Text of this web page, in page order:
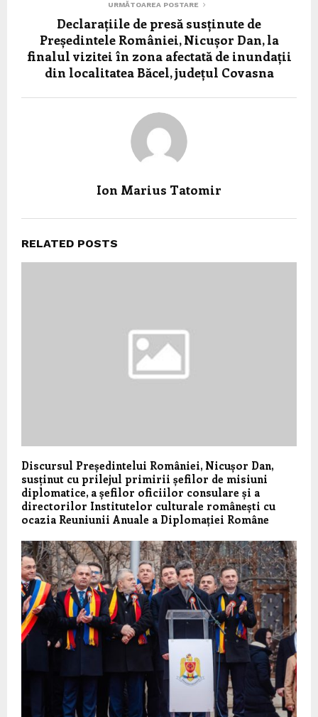
URMĂTOAREA POSTARE
Declarațiile de presă susținute de
Președintele României, Nicușor Dan, la
finalul vizitei în zona afectată de inundații
din localitatea Băcel, județul Covasna
Ion Marius Tatomir
RELATED POSTS
Discursul Președintelui României, Nicușor Dan,
susținut cu prilejul primirii șefilor de misiuni
diplomatice, a șefilor oficiilor consulare și a
directorilor Institutelor culturale românești cu
ocazia Reuniunii Anuale a Diplomației Române